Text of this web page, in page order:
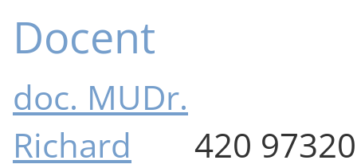
Docent
doc. MUDr.
Richard
420